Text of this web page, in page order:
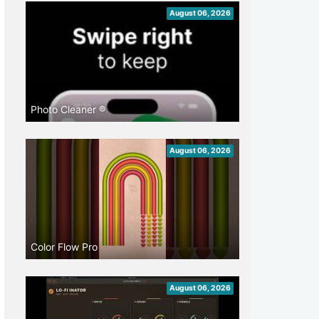
August 06, 2026
Photo Cleaner ®
August 06, 2026
Color Flow Pro
August 06, 2026